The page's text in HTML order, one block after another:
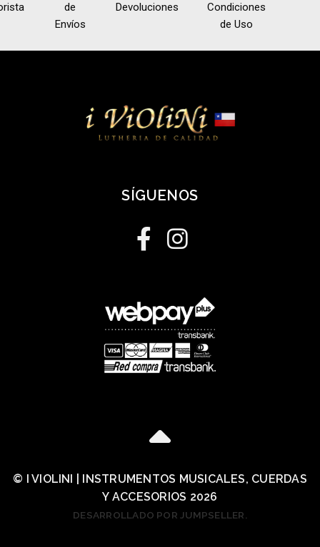
de
Envíos
Devoluciones
Condiciones
de Uso
SÍGUENOS
© I VIOLINI | INSTRUMENTOS MUSICALES, CUERDAS
Y ACCESORIOS 2026
DESARROLLADO POR JUMPSELLER